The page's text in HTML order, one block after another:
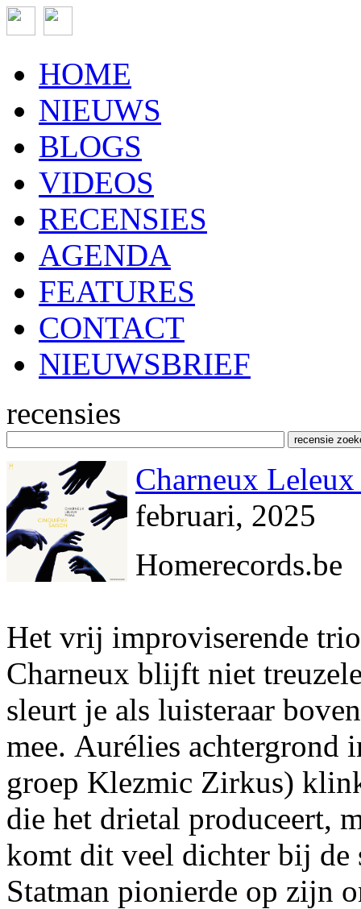
HOME
NIEUWS
BLOGS
VIDEOS
RECENSIES
AGENDA
FEATURES
CONTACT
NIEUWSBRIEF
recensies
Charneux
februari, 2025
Homerecords.be
Het vrij improviserende
Charneux blijft niet
sleurt je als luisteraar
mee. Aurélies achtergrond
groep Klezmic Zirkus)
die het drietal produceert,
komt dit veel dichter bij de
Statman pionierde op zijn